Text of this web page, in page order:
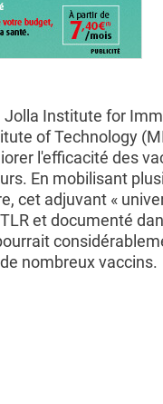
Jolla Institute for
of Technology
l'efficacité des
En mobilisant
cet adjuvant «
et documenté
nombreux vaccins.